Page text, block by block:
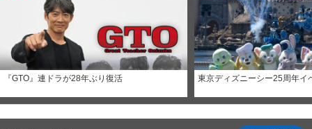
『GTO』連ドラが28年ぶり復活 東京ディズニーシー25周年イ